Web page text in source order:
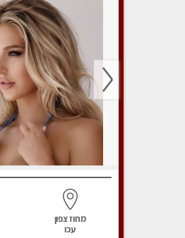
מחוז צפון
עכו